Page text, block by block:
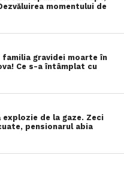
momentului de
gravidei moarte în
Ce s-a întâmplat cu
explozie de la gaze. Zeci
pensionarul abia